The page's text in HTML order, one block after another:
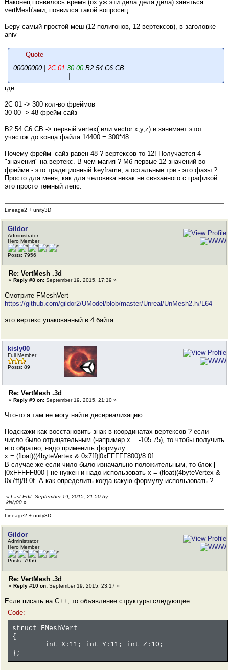
Наконец появилось время (ох уж эти дела дела дела) заняться
vertMesh'ами, появился такой вопросец:
Беру самый простой меш (12 полигонов, 12 вертексов), в заголовке
aniv
Quote
00000000 | 2C 01 30 00B2 54 C6 CB
где
2C 01 -> 300 кол-во фреймов
30 00 -> 48 фрейм сайз
B2 54 C6 CB -> первый vertex( или vector x,y,z) и занимает этот
участок до конца файла 14400 = 300*48
Почему фрейм_сайз равен 48 ? вертексов то 12! Получается 4
"значения" на вертекс. В чем магия ? Мб первые 12 значений во
фрейме - это традиционный keyframe, а остальные три - это фазы ?
Просто для меня, как для человека никак не связанного с графикой
это просто темный лепс.
Lineage2 + unity3D
Gildor
Administrator
Hero Member
Posts: 7956
Re: VertMesh .3d
« Reply #8 on: September 19, 2015, 17:39 »
Смотрите FMeshVert
https://github.com/gildor2/UModel/blob/master/Unreal/UnMesh2.h#L64
это вертекс упакованный в 4 байта.
kisly00
Full Member
Posts: 89
Re: VertMesh .3d
« Reply #9 on: September 19, 2015, 21:10 »
Что-то я там не могу найти десериализацию..
Подскажи как восстановить знак в координатах вертексов ? если
число было отрицательным (например x = -105.75), то чтобы получить
его обратно, надо применить формулу
x = (float)((4byteVertex & 0x7ff)|0xFFFFF800)/8.0f
В случае же если чило было изначально положительным, то блок [
|0xFFFFF800 ] не нужен и надо использовать x = (float)(4byteVertex &
0x7ff)/8.0f. А как определить когда какую формулу использовать ?
« Last Edit: September 19, 2015, 21:50 by
kisly00 »
Lineage2 + unity3D
Gildor
Administrator
Hero Member
Posts: 7956
Re: VertMesh .3d
« Reply #10 on: September 19, 2015, 23:17 »
Если писать на C++, то объявление структуры следующее
Code:
struct FMeshVert
{
int X:11; int Y:11; int Z:10;
};